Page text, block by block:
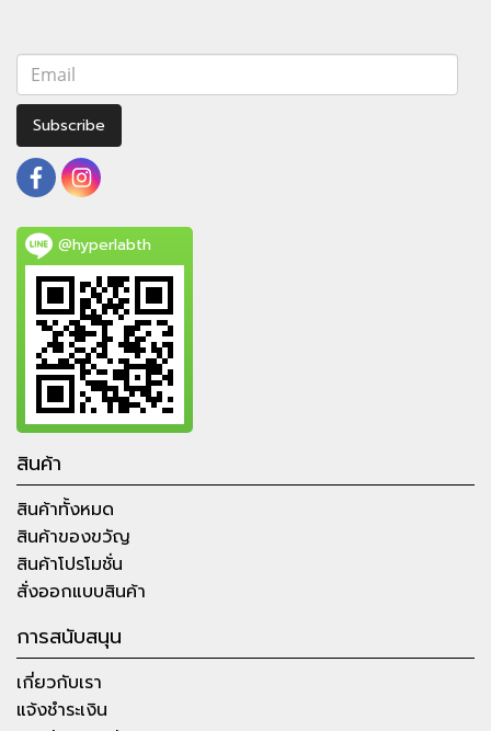
Subscribe
@hyperlabth
สินค้า
สินค้าทั้งหมด
สินค้าของขวัญ
สินค้าโปรโมชั่น
สั่งออกแบบสินค้า
การสนับสนุน
เกี่ยวกับเรา
แจ้งชำระเงิน